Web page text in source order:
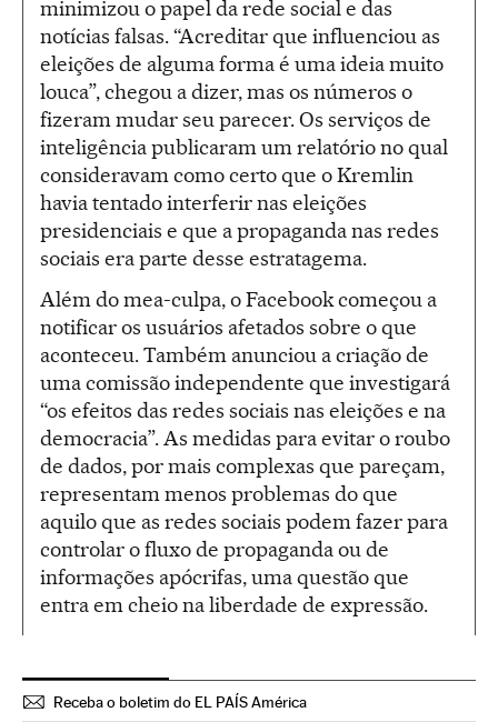
minimizou o papel da rede social e das
notícias falsas. “Acreditar que influenciou as
eleições de alguma forma é uma ideia muito
louca”, chegou a dizer, mas os números o
fizeram mudar seu parecer. Os serviços de
inteligência publicaram um relatório no qual
consideravam como certo que o Kremlin
havia tentado interferir nas eleições
presidenciais e que a propaganda nas redes
sociais era parte desse estratagema.
Além do mea-culpa, o Facebook começou a
notificar os usuários afetados sobre o que
aconteceu. Também anunciou a criação de
uma comissão independente que investigará
“os efeitos das redes sociais nas eleições e na
democracia”. As medidas para evitar o roubo
de dados, por mais complexas que pareçam,
representam menos problemas do que
aquilo que as redes sociais podem fazer para
controlar o fluxo de propaganda ou de
informações apócrifas, uma questão que
entra em cheio na liberdade de expressão.
Receba o boletim do EL PAÍS América